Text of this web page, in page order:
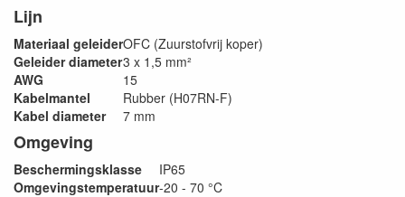
Lijn
Materiaal geleiderOFC (Zuurstofvrij koper)
Geleider diameter3 x 1,5 mm²
AWG
15
Kabelmantel
Rubber (H07RN-F)
Kabel diameter
7 mm
Omgeving
Beschermingsklasse
IP65
Omgevingstemperatuur-20 - 70 °C